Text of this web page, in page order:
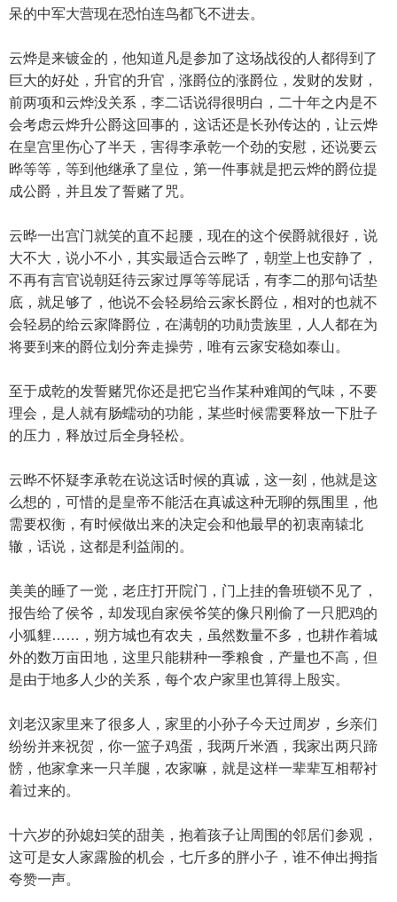
呆的中军大营现在恐怕连鸟都飞不进去。
云烨是来镀金的，他知道凡是参加了这场战役的人都得到了
巨大的好处，升官的升官，涨爵位的涨爵位，发财的发财，
前两项和云烨没关系，李二话说得很明白，二十年之内是不
会考虑云烨升公爵这回事的，这话还是长孙传达的，让云烨
在皇宫里伤心了半天，害得李承乾一个劲的安慰，还说要云
晔等等，等到他继承了皇位，第一件事就是把云烨的爵位提
成公爵，并且发了誓赌了咒。
云晔一出宫门就笑的直不起腰，现在的这个侯爵就很好，说
大不大，说小不小，其实最适合云晔了，朝堂上也安静了，
不再有言官说朝廷待云家过厚等等屁话，有李二的那句话垫
底，就足够了，他说不会轻易给云家长爵位，相对的也就不
会轻易的给云家降爵位，在满朝的功勛贵族里，人人都在为
将要到来的爵位划分奔走操劳，唯有云家安稳如泰山。
至于成乾的发誓赌咒你还是把它当作某种难闻的气味，不要
理会，是人就有肠蠕动的功能，某些时候需要释放一下肚子
的压力，释放过后全身轻松。
云晔不怀疑李承乾在说这话时候的真诚，这一刻，他就是这
么想的，可惜的是皇帝不能活在真诚这种无聊的氛围里，他
需要权衡，有时候做出来的决定会和他最早的初衷南辕北
辙，话说，这都是利益闹的。
美美的睡了一觉，老庄打开院门，门上挂的鲁班锁不见了，
报告给了侯爷，却发现自家侯爷笑的像只刚偷了一只肥鸡的
小狐貍……，朔方城也有农夫，虽然数量不多，也耕作着城
外的数万亩田地，这里只能耕种一季粮食，产量也不高，但
是由于地多人少的关系，每个农户家里也算得上殷实。
刘老汉家里来了很多人，家里的小孙子今天过周岁，乡亲们
纷纷并来祝贺，你一篮子鸡蛋，我两斤米酒，我家出两只蹄
髈，他家拿来一只羊腿，农家嘛，就是这样一辈辈互相帮衬
着过来的。
十六岁的孙媳妇笑的甜美，抱着孩子让周围的邻居们参观，
这可是女人家露脸的机会，七斤多的胖小子，谁不伸出拇指
夸赞一声。